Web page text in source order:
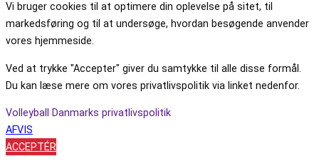
Vi bruger cookies til at optimere din oplevelse på sitet, til
markedsføring og til at undersøge, hvordan besøgende anvender
vores hjemmeside.
Ved at trykke "Accepter" giver du samtykke til alle disse formål.
Du kan læse mere om vores privatlivspolitik via linket nedenfor.
Volleyball Danmarks privatlivspolitik
AFVIS
ACCEPTÉR